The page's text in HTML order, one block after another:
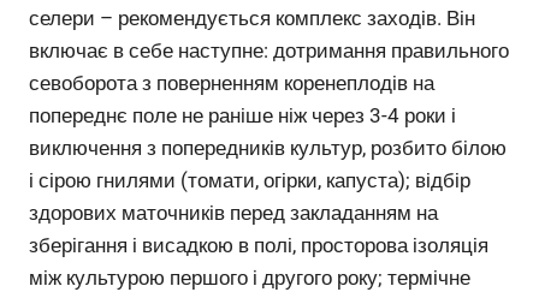
селери – рекомендується комплекс заходів. Він
включає в себе наступне: дотримання правильного
севоборота з поверненням коренеплодів на
попереднє поле не раніше ніж через 3-4 роки і
виключення з попередників культур, розбито білою
і сірою гнилями (томати, огірки, капуста); відбір
здорових маточників перед закладанням на
зберігання і висадкою в полі, просторова ізоляція
між культурою першого і другого року; термічне